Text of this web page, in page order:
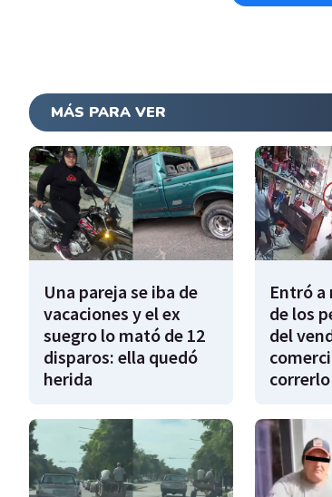
MÁS PARA VER
Una pareja se iba de
vacaciones y el ex
suegro lo mató de 12
disparos: ella quedó
herida
Entró a
de los
del
correrlo